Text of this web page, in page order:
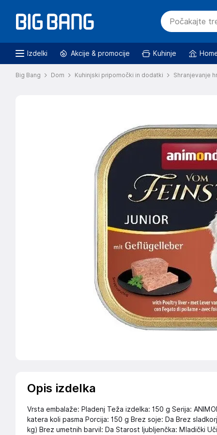
Izdelki Akcije & promocije Kuhinje
Big Bang Dom Kuhinjski pripomočki in dodatki Shranjevanje
Opis izdelka
Vrsta embalaže: Pladenj Teža izdelka: 150 g Serija:
katera koli pasma Porcija: 150 g Brez soje: Da Brez
kg) Brez umetnih barvil: Da Starost ljubljenčka: Mladički